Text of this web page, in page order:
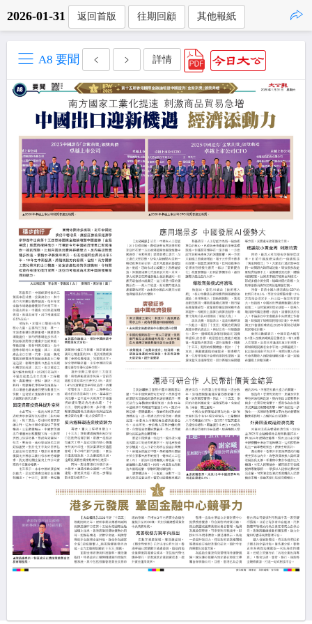
2026-01-31 返回首版 往期回顧 其他報紙
A8 要聞 詳情